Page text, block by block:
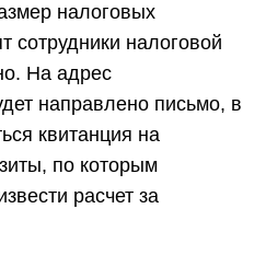
налоговых
сотрудники налоговой
На адрес
направлено письмо, в
квитанция на
по которым
расчет за